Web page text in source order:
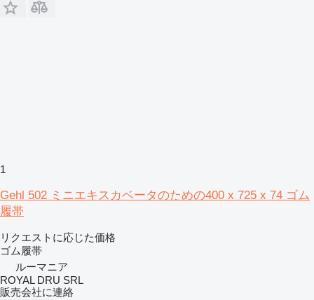
1
Gehl 502 ミニエキスカベータのための400 x 725 x 74 ゴム
履帯
リクエストに応じた価格
ゴム履帯
ルーマニア
ROYAL DRU SRL
販売会社に連絡